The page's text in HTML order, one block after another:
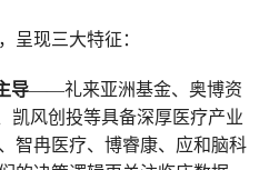
呈现三大特征：
导——礼来亚洲基金、奥博资
凯风创投等具备深厚医疗产业
智冉医疗、博睿康、应和脑科